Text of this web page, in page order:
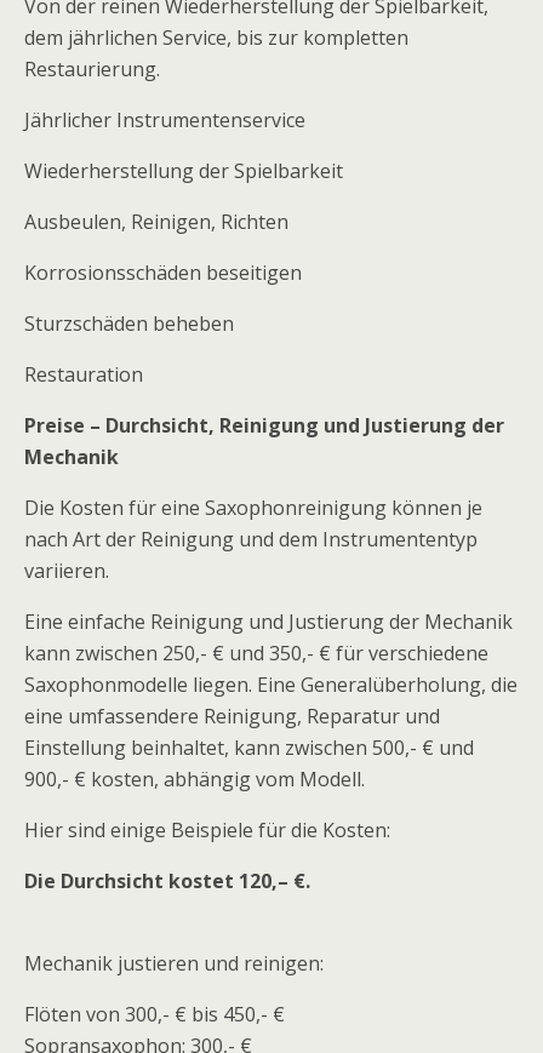
Von der reinen Wiederherstellung der Spielbarkeit,
dem jährlichen Service, bis zur kompletten
Restaurierung.
Jährlicher Instrumentenservice
Wiederherstellung der Spielbarkeit
Ausbeulen, Reinigen, Richten
Korrosionsschäden beseitigen
Sturzschäden beheben
Restauration
Preise – Durchsicht, Reinigung und Justierung der
Mechanik
Die Kosten für eine Saxophonreinigung können je
nach Art der Reinigung und dem Instrumententyp
variieren.
Eine einfache Reinigung und Justierung der Mechanik
kann zwischen 250,- € und 350,- € für verschiedene
Saxophonmodelle liegen. Eine Generalüberholung, die
eine umfassendere Reinigung, Reparatur und
Einstellung beinhaltet, kann zwischen 500,- € und
900,- € kosten, abhängig vom Modell.
Hier sind einige Beispiele für die Kosten:
Die Durchsicht kostet 120,– €.
Mechanik justieren und reinigen:
Flöten von 300,- € bis 450,- €
Sopransaxophon: 300,- €